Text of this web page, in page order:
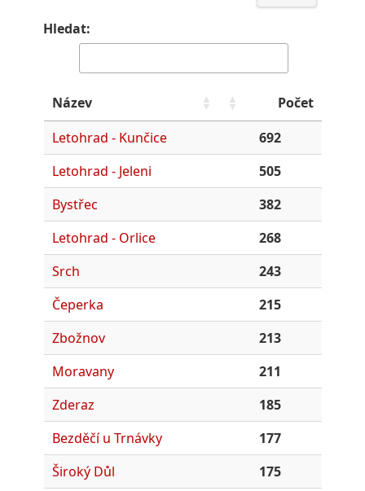
Hledat:
Název
Počet
Letohrad - Kunčice
692
Letohrad - Jeleni
505
Bystřec
382
Letohrad - Orlice
268
Srch
243
Čeperka
215
Zbožnov
213
Moravany
211
Zderaz
185
Bezděčí u Trnávky
177
Široký Důl
175